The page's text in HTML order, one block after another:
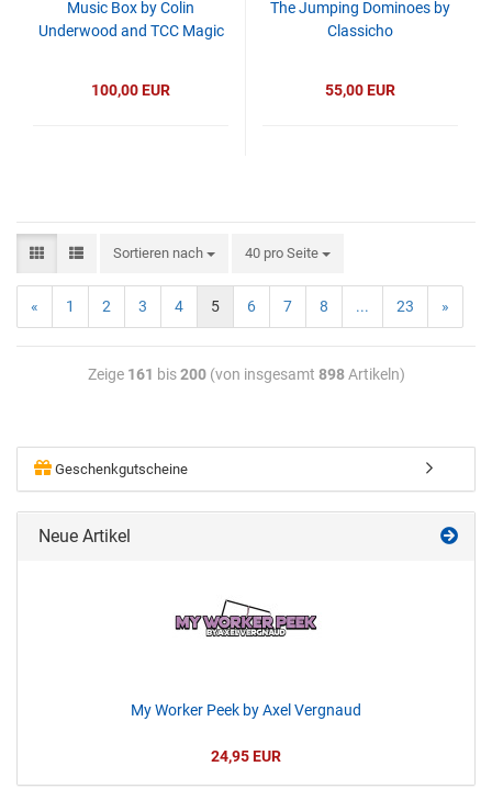
Music Box by Colin
Underwood and TCC Magic
100,00 EUR
The Jumping Dominoes by
Classicho
55,00 EUR
Sortieren nach 40 pro Seite
« 1 2 3 4 5 6 7 8 ... 23 »
Zeige 161 bis200(von insgesamt 898Artikeln)
Geschenkgutscheine
Neue Artikel
My Worker Peek by Axel Vergnaud
24,95 EUR